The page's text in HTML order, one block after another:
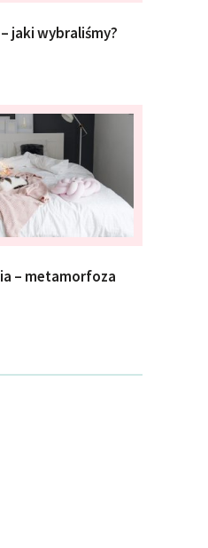
jaki wybraliśmy?
– metamorfoza